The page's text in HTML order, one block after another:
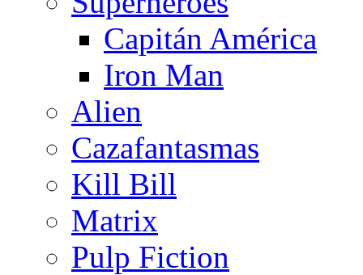
Capitán América
Iron Man
Alien
Cazafantasmas
Kill Bill
Matrix
Pulp Fiction